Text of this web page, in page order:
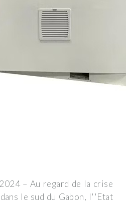
– Au regard de la crise
le sud du Gabon, l''Etat